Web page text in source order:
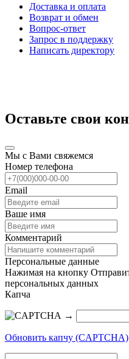
Доставка и оплата
Возврат и обмен
Вопрос-ответ
Запрос в поддержку
Написать директору
Оставьте свои
Мы с Вами свяжемся
Номер телефона
Email
Ваше имя
Комментарий
Персональные данные
Нажимая на кнопку
персональных данных
Капча
→
Обновить капчу (CAPTCHA)